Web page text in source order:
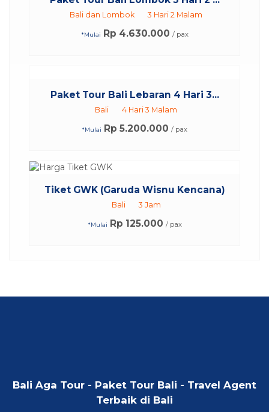
Bali dan Lombok 3 Hari 2 Malam
*Mulai Rp 4.630.000 / pax
Paket Tour Bali Lebaran 4 Hari 3...
Bali 4 Hari 3 Malam
*Mulai Rp 5.200.000 / pax
Tiket GWK (Garuda Wisnu Kencana)
Bali 3 Jam
*Mulai Rp 125.000 / pax
Bali Aga Tour - Paket Tour Bali - Travel Agent
Terbaik di Bali